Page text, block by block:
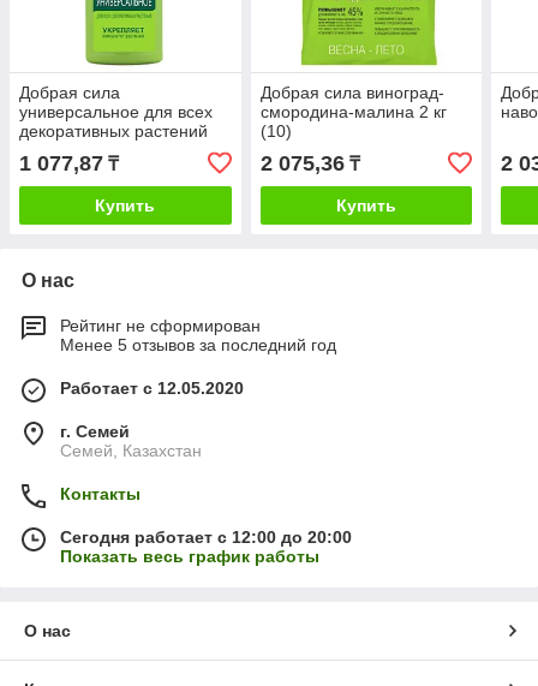
Добрая сила
универсальное для всех
декоративных растений
(комнатных и
балконных)250 мл (24)
1 077,87 ₸
Купить
Добрая сила виноград-
смородина-малина 2 кг
(10)
2 075,36₸
Купить
2
О нас
Рейтинг не сформирован
Менее 5 отзывов за последний год
Работает с 12.05.2020
г. Семей
Семей, Казахстан
Контакты
Сегодня работает с 12:00 до 20:00
Показать весь график работы
О нас